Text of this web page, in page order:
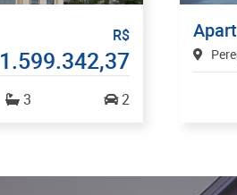
R$
1.599.342,37
3 2